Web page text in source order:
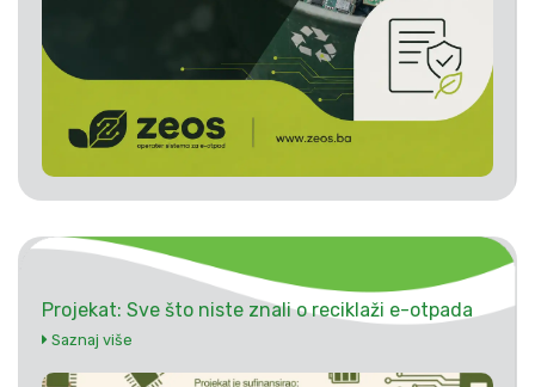
Projekat: Sve što niste znali o reciklaži e-otpada
Saznaj više